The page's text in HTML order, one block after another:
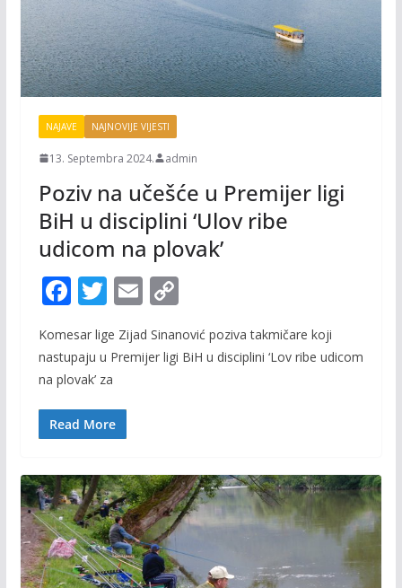
NAJAVE NAJNOVIJE VIJESTI
13. Septembra 2024. admin
Poziv na učešće u Premijer ligi
BiH u disciplini ‘Ulov ribe
udicom na plovak’
F
ac
e
b
o
o
T
itt
er
E
m
ai
l
C
p
Komesar lige Zijad Sinanović poziva takmičare koji
nastupaju u Premijer ligi BiH u disciplini ‘Lov ribe udicom
na plovak’ za
Read More